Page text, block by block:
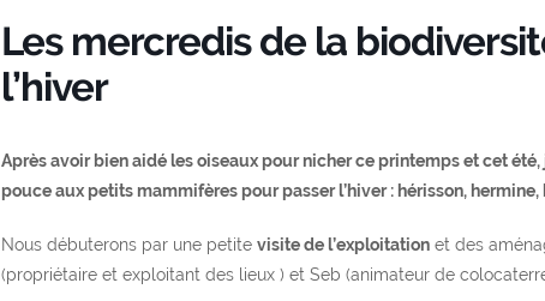
Les mercredis de la
l’hiver
Après avoir bien aidé les oiseaux pour nicher ce printemps et cet
pouce aux petits mammifères pour passer l’hiver : hérisson,
Nous débuterons par une petite visite de l’exploitationet des
(propriétaire et exploitant des lieux ) et Seb (animateur de